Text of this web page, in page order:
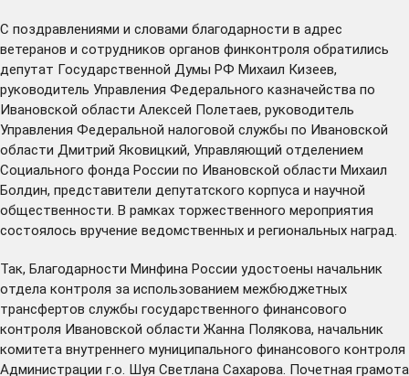
С поздравлениями и словами благодарности в адрес
ветеранов и сотрудников органов финконтроля обратились
депутат Государственной Думы РФ Михаил Кизеев,
руководитель Управления Федерального казначейства по
Ивановской области Алексей Полетаев, руководитель
Управления Федеральной налоговой службы по Ивановской
области Дмитрий Яковицкий, Управляющий отделением
Социального фонда России по Ивановской области Михаил
Болдин, представители депутатского корпуса и научной
общественности. В рамках торжественного мероприятия
состоялось вручение ведомственных и региональных наград.
Так, Благодарности Минфина России удостоены начальник
отдела контроля за использованием межбюджетных
трансфертов службы государственного финансового
контроля Ивановской области Жанна Полякова, начальник
комитета внутреннего муниципального финансового контроля
Администрации г.о. Шуя Светлана Сахарова. Почетная грамота